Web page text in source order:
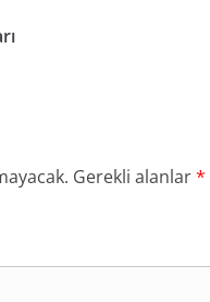
Gerekli alanlar*